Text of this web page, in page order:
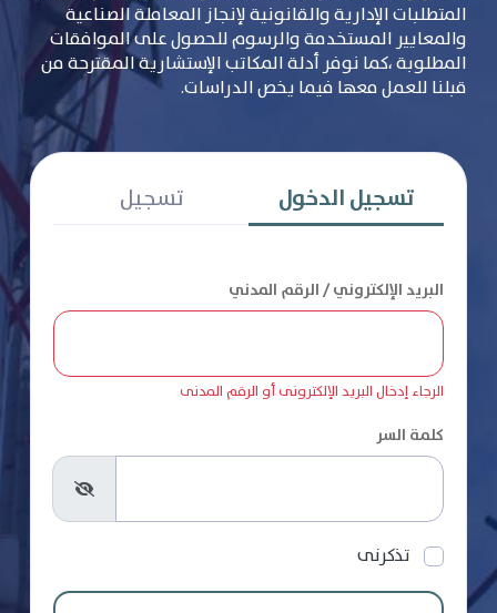
المتطلبات الإدارية والقانونية لإنجاز المعاملة الصناعية
والمعايير المستخدمة والرسوم للحصول على الموافقات
المطلوبة ،كما نوفر أدلة المكاتب الإستشارية المقترحة من
قبلنا للعمل معها فيما يخص الدراسات.
تسجيل الدخول تسجيل
البريد الإلكتروني / الرقم المدني
الرجاء إدخال البريد الإلكترونى أو الرقم المدنى
كلمة السر
تذكرنى